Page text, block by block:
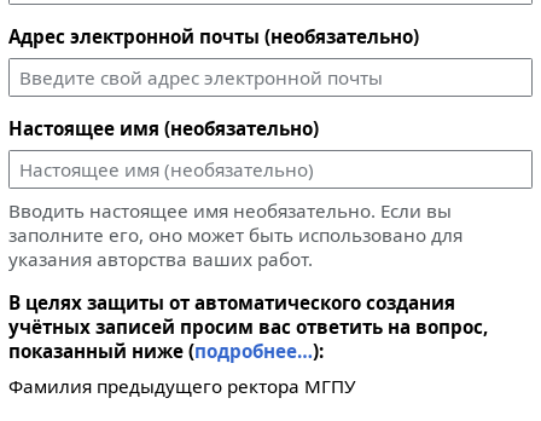
Адрес электронной почты (необязательно)
Настоящее имя (необязательно)
Вводить настоящее имя необязательно. Если вы
заполните его, оно может быть использовано для
указания авторства ваших работ.
В целях защиты от автоматического создания
учётных записей просим вас ответить на вопрос,
показанный ниже (подробнее…):
Фамилия предыдущего ректора МГПУ